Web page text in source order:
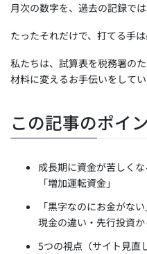
月次の数字を、過去の記録で
たったそれだけで、打てる手は
私たちは、試算表を税務署の
材料に変えるお手伝いをしてい
この記事のポイ
成長期に資金が苦しく
「増加運転資金」
「黒字なのにお金がな
現金の違い・先行投資
5つの視点（サイト見直